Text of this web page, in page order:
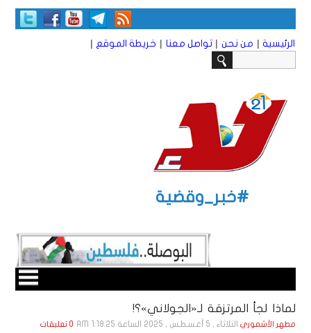
الرئيسية | من نحن | تواصل معنا | خريطة الموقع |
#خبر_وقضية
لماذا لجأ المرتزقة لـ«الجولاني»؟!
مطهر الأشموري الثلاثاء , 5 أغـسـطـس , 2025 الساعة 1:18:25 AM 0 تعليقات